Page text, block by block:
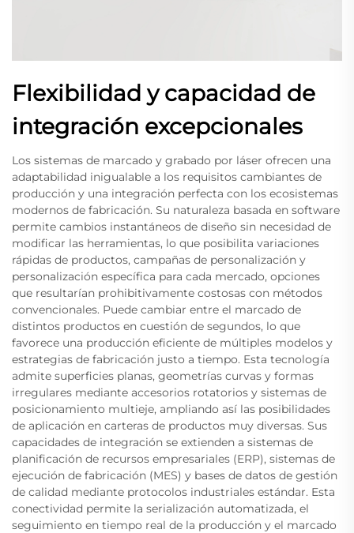
Flexibilidad y capacidad de
integración excepcionales
Los sistemas de marcado y grabado por láser ofrecen una
adaptabilidad inigualable a los requisitos cambiantes de
producción y una integración perfecta con los ecosistemas
modernos de fabricación. Su naturaleza basada en software
permite cambios instantáneos de diseño sin necesidad de
modificar las herramientas, lo que posibilita variaciones
rápidas de productos, campañas de personalización y
personalización específica para cada mercado, opciones
que resultarían prohibitivamente costosas con métodos
convencionales. Puede cambiar entre el marcado de
distintos productos en cuestión de segundos, lo que
favorece una producción eficiente de múltiples modelos y
estrategias de fabricación justo a tiempo. Esta tecnología
admite superficies planas, geometrías curvas y formas
irregulares mediante accesorios rotatorios y sistemas de
posicionamiento multieje, ampliando así las posibilidades
de aplicación en carteras de productos muy diversas. Sus
capacidades de integración se extienden a sistemas de
planificación de recursos empresariales (ERP), sistemas de
ejecución de fabricación (MES) y bases de datos de gestión
de calidad mediante protocolos industriales estándar. Esta
conectividad permite la serialización automatizada, el
seguimiento en tiempo real de la producción y el marcado